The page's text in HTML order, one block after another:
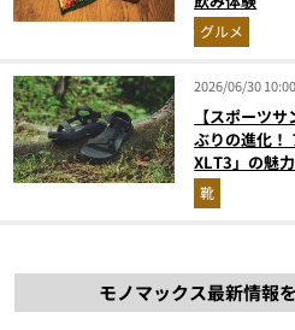
グルメ
2026/06/30 10:00
【スポーツ
ぶりの進化！
XLT3」の魅
解説！
靴
モノマックス最新情報